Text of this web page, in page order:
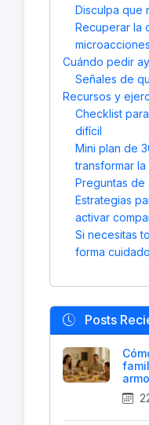
Disculpa que
Recuperar la
microacciones
Cuándo pedir
Señales de
Recursos y
Checklist
difícil
Mini plan de
transformar
Preguntas de
Estrategias
activar
Si necesitas
forma
Posts